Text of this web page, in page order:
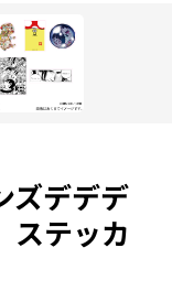
ズデデデ
テッカ